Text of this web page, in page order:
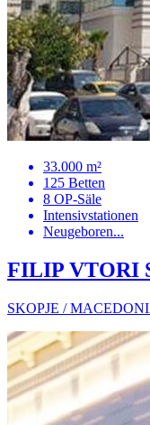
33.000 m²
125 Betten
8 OP-Säle
Intensivstationen
Neugeboren...
FILIP VTORI
SKOPJE /